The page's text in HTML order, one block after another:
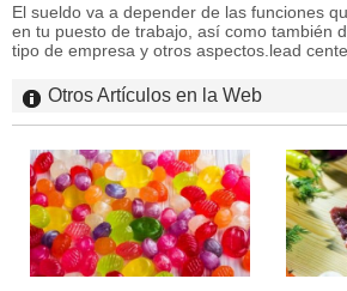
El sueldo va a depender de las funciones
en tu puesto de trabajo, así como también
tipo de empresa y otros aspectos.lead
Otros Artículos en la Web